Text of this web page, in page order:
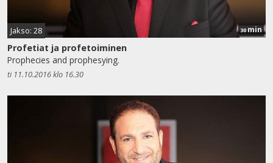
Jakso: 28 30min
Profetiat ja profetoiminen
Prophecies and prophesying.
ti 11.10.2016 klo 16.30